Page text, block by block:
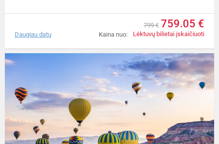
Kaina nuo:
799 € 759.05 €
Lėktuvų bilietai įskaičiuoti
Daugiau datų